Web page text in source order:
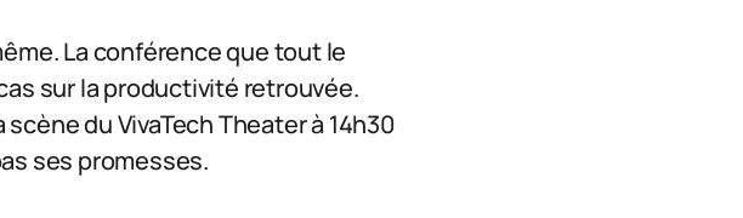
La conférence que tout le
sur la productivité retrouvée.
du VivaTech Theater à 14h30
ses promesses.